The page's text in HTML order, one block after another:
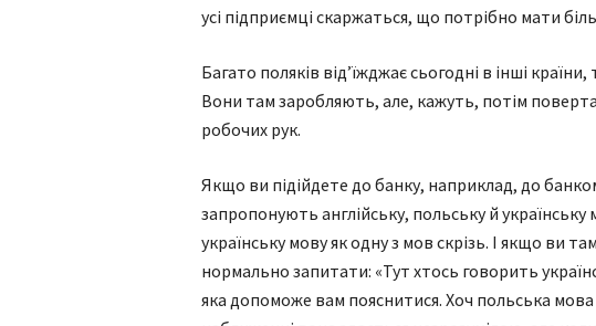
усі підприємці скаржаться, що потрібно мати
Багато поляків від’їжджає сьогодні в інші
Вони там заробляють, але, кажуть, потім
робочих рук.
Якщо ви підійдете до банку, наприклад, до
запропонують англійську, польську й
українську мову як одну з мов скрізь. І якщо ви
нормально запитати: «Тут хтось говорить
яка допоможе вам пояснитися. Хоч польська